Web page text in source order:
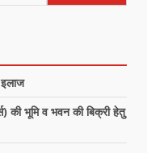
की भूमि व भवन की बिक्री हेतु